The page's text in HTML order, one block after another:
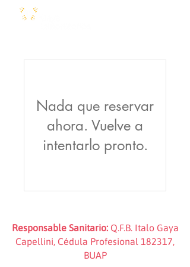
Nada que reservar
ahora. Vuelve a
intentarlo pronto.
Responsable Sanitario: Q.F.B. Italo Gaya
Capellini, Cédula Profesional 182317,
BUAP